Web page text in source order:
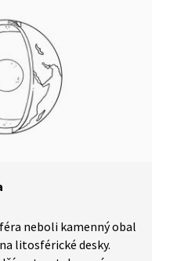
neboli kamenný obal
litosférické desky.